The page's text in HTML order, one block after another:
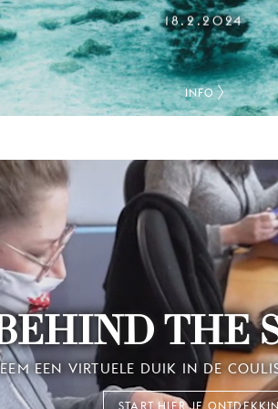
18.2.2024
INFO
THE
EEN VIRTUELE DUIK IN DE
START HIER JE